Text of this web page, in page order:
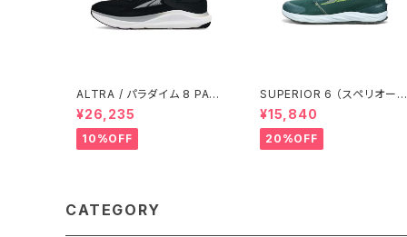
ALTRA / パラダイム 8 PARA
DIGM 8 Men's / BLACK/W
HITE
¥26,235
10%OFF
SUPERIOR 6 （スペリオール
6） メンズ Deep Forest
¥15,840
20%OFF
CATEGORY